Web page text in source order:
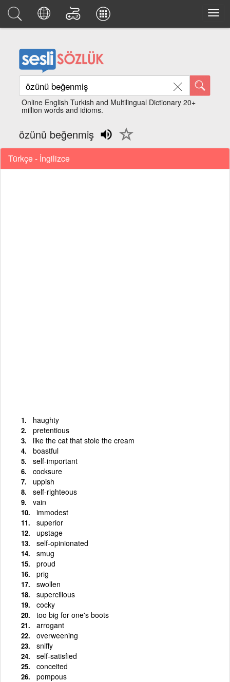
Online English Turkish and Multilingual Dictionary 20+
million words and idioms.
özünü beğenmiş
Türkçe - İngilizce
haughty
pretentious
like the cat that stole the cream
boastful
self-important
cocksure
uppish
self-righteous
vain
immodest
superior
upstage
self-opinionated
smug
proud
prig
swollen
supercilious
cocky
too big for one's boots
arrogant
overweening
sniffy
self-satisfied
conceited
pompous